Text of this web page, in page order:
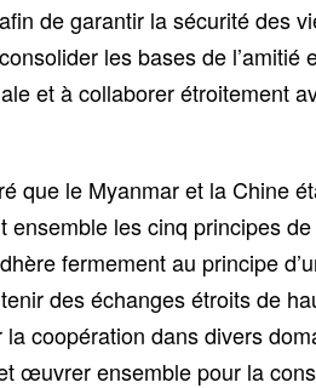
de garantir la sécurité des
les bases de
et à collaborer étroitement
que le Myanmar et la Chine
ensemble les cinq principes
fermement au principe
des échanges étroits de
coopération dans divers
œuvrer ensemble pour la